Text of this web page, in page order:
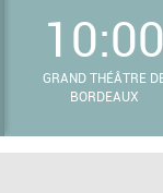
10:00
GRAND THÉÂTRE
BORDEAUX